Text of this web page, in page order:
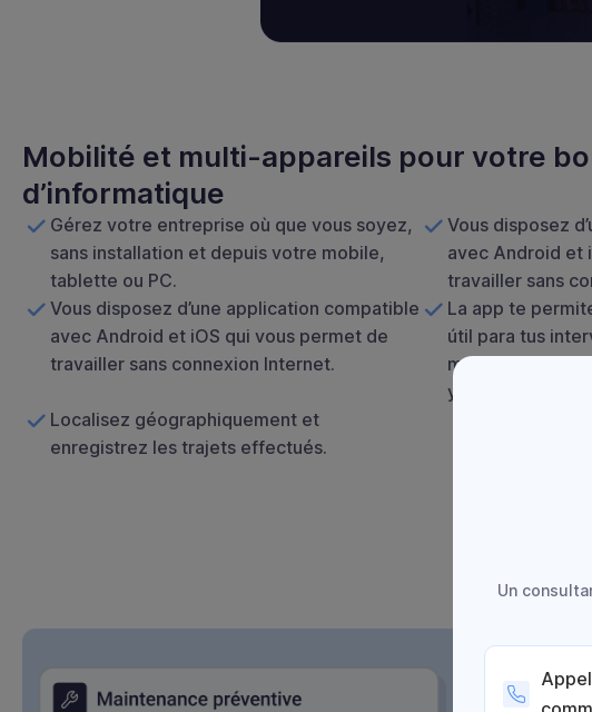
Mobilité et multi-appareils pour votre
d’informatique
Gérez votre entreprise où que vous soyez,
sans installation et depuis votre mobile,
tablette ou PC.
Vous disposez
avec Android et
travailler sans
Vous disposez d’une application compatible
avec Android et iOS qui vous permet de
travailler sans connexion Internet.
La app te
útil para tus
manuales,
y vídeos.
Localisez géographiquement et
enregistrez les trajets effectués.
Un